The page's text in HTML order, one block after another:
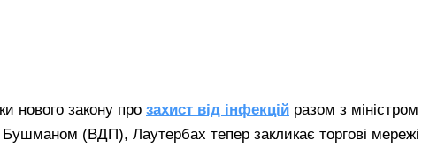
нового закону про захист від інфекцій разом з міністром
Бушманом (ВДП), Лаутербах тепер закликає торгові мережі